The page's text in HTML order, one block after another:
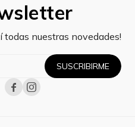
todas nuestras novedades!
SUSCRIBIRME
 